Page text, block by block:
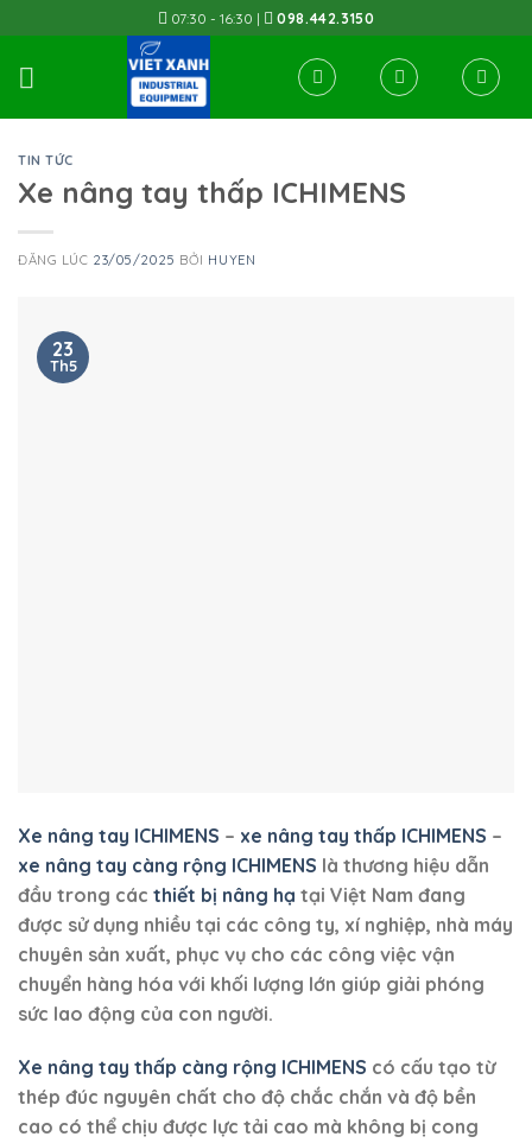
to
content
07:30 - 16:30 | 098.442.3150
TIN TỨC
Xe nâng tay thấp ICHIMENS
ĐĂNG LÚC 23/05/2025 BỞI HUYEN
23
Th5
Xe nâng tay ICHIMENS – xe nâng tay thấp ICHIMENS –
xe nâng tay càng rộng ICHIMENS là thương hiệu dẫn
đầu trong các thiết bị nâng hạ tại Việt Nam đang
được sử dụng nhiều tại các công ty, xí nghiệp, nhà máy
chuyên sản xuất, phục vụ cho các công việc vận
chuyển hàng hóa với khối lượng lớn giúp giải phóng
sức lao động của con người.
Xe nâng tay thấp càng rộng ICHIMENS có cấu tạo từ
thép đúc nguyên chất cho độ chắc chắn và độ bền
cao có thể chịu được lực tải cao mà không bị cong